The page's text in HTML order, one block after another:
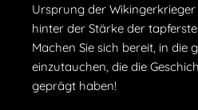
Ursprung der
hinter der Stärke der
Machen Sie sich bereit, in die
einzutauchen, die die
geprägt haben!